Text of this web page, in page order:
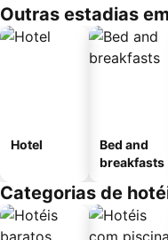
Outras estadias
Hotel
Bed and
breakfasts
Categorias de